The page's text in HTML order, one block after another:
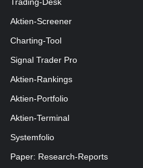
Trading-Desk
Aktien-Screener
Charting-Tool
Signal Trader Pro
Aktien-Rankings
Aktien-Portfolio
Aktien-Terminal
Systemfolio
Paper: Research-Reports